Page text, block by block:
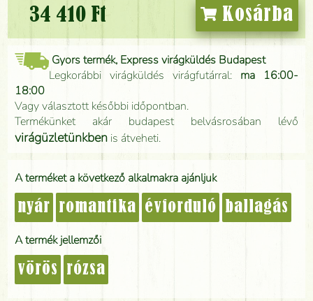
34 410 Ft Kosárba
Gyors termék, Express virágküldés Budapest
Legkorábbi virágküldés virágfutárral: ma 16:00-
18:00
Vagy választott későbbi időpontban.
Termékünket akár budapest belvásrosában lévő
virágüzletünkben is átveheti.
A terméket a következő alkalmakra ajánljuk
nyár romantika évforduló ballagás
A termék jellemzői
vörös rózsa